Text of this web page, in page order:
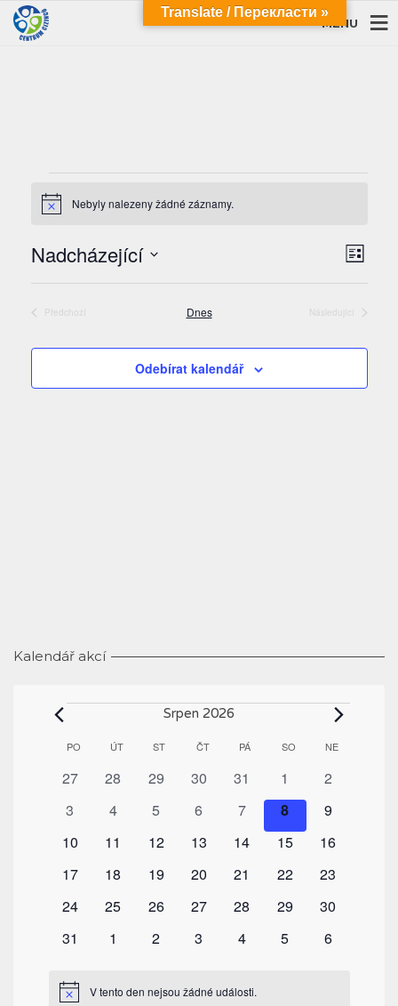
MENU
Akce
Notice Nebyly nalezeny žádné záznamy.
pro
Akce
Seznam
Nadcházející
Předchozí
Dnes
Následující
Odebírat kalendář
Kalendář akcí
Akce Srpen 2026
Kalendář
Akce
PO PONDĚLÍ
ÚTÚTERÝST STŘEDAČTČTVRTEK
PÁPÁTEK SO SOBOTA
NENEDĚLE
0
27
0
28
0
29
0
30
0
31
0
akce
1
0
2
0
3
0
4
0
5
0
6
0
akce
7
0
akce
8
0
9
0
10
0
11
0
12
0
13
0
14
0
15
0
16
0
17
0
18
0
19
0
20
0
21
0
22
0
23
0
24
0
25
0
26
0
27
0
28
0
29
0
30
0
31
0
1
0
2
0
3
0
4
0
5
0
6
Notice V tento den nejsou žádné události.
Translate / Перекласти »